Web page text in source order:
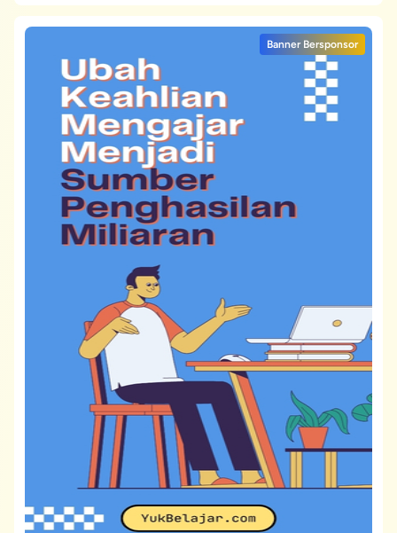
Banner Bersponsor